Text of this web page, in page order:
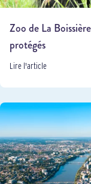
Zoo de La
protégés
Lire l'article